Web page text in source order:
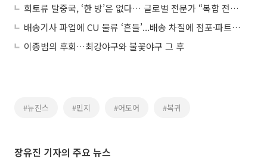
희토류 탈중국, ‘한 방’은 없다… 글로벌 전문가 “복합 전략 설계해야”
배송기사 파업에 CU 물류 ‘흔들’...배송 차질에 점포·파트너사 ‘비상’
이종범의 후회…최강야구와 불꽃야구 그 후
#뉴진스 #민지 #어도어 #복귀
장유진 기자의 주요 뉴스